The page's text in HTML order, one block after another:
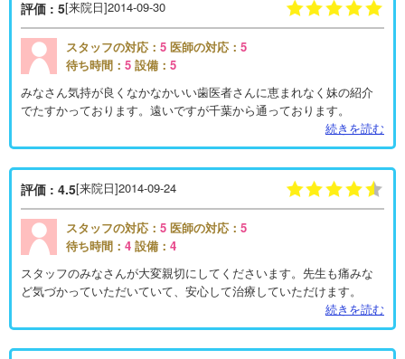
評価 : 5[来院日]2014-09-30
スタッフの対応： 5 医師の対応： 5
待ち時間： 5 設備： 5
みなさん気持が良くなかなかいい歯医者さんに恵まれなく妹の紹介
でたすかっております。遠いですが千葉から通っております。
続きを読む
評価 : 4.5[来院日]2014-09-24
スタッフの対応： 5 医師の対応： 5
待ち時間： 4 設備： 4
スタッフのみなさんが大変親切にしてくださいます。先生も痛みな
ど気づかっていただいていて、安心して治療していただけます。
続きを読む